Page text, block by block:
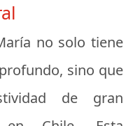
no solo tiene
sino que
de gran